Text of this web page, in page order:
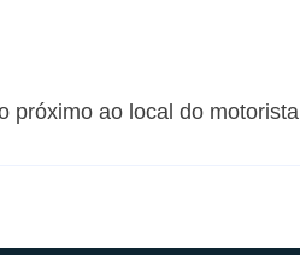
próximo ao local do motorista